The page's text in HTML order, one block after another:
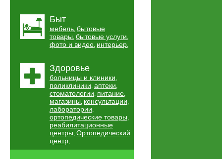
Быт
мебель, бытовые
товары, бытовые услуги,
фото и видео, интерьер,
Здоровье
больницы и клиники,
поликлиники, аптеки,
стоматологии, питание,
магазины, консультации,
лаборатории,
ортопедические товары,
реабилитационные
центры, Ортопедический
центр,